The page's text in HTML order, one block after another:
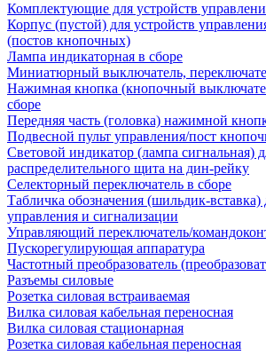
Комплектующие для устройств
Корпус (пустой) для устройств
(постов кнопочных)
Лампа индикаторная в сборе
Миниатюрный выключатель,
Нажимная кнопка (кнопочный
сборе
Передняя часть (головка) нажимной
Подвесной пульт управления/пост
Световой индикатор (лампа сигнальная)
распределительного щита на дин-рейку
Селекторный переключатель в сборе
Табличка обозначения (шильдик-вставка)
управления и сигнализации
Управляющий переключатель/
Пускорегулирующая аппаратура
Частотный преобразователь
Разъемы силовые
Розетка силовая встраиваемая
Вилка силовая кабельная переносная
Вилка силовая стационарная
Розетка силовая кабельная переносная